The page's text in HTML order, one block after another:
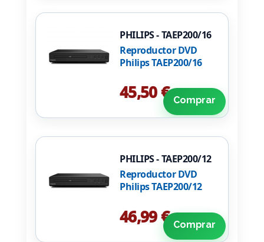
PHILIPS - TAEP200/16
Reproductor DVD
Philips TAEP200/16
45,50 € Comprar
PHILIPS - TAEP200/12
Reproductor DVD
Philips TAEP200/12
46,99 € Comprar